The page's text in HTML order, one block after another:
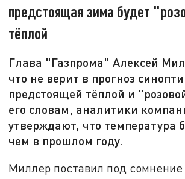
предстоящая зима будет
тёплой
Глава "Газпрома" Алексей
что не верит в прогноз
предстоящей тёплой и
его словам, аналитики
утверждают, что температура
чем в прошлом году.
Миллер поставил под сомнение